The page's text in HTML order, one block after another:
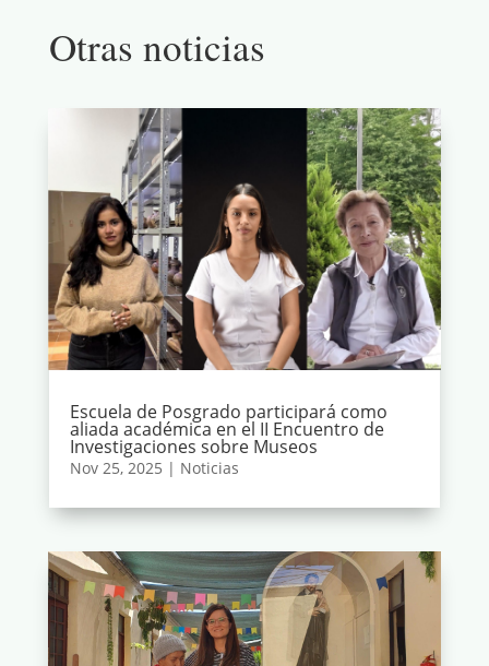
Otras noticias
Escuela de Posgrado participará como
aliada académica en el II Encuentro de
Investigaciones sobre Museos
Nov 25, 2025 | Noticias